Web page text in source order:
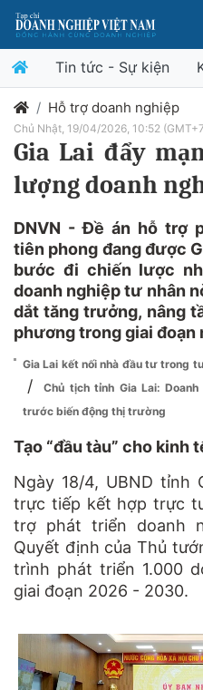
Tin tức - Sự kiện
Hỗ trợ doanh nghiệp
Chủ Nhật, 19/04/2026, 10:52
Gia Lai đẩy
lượng doanh
DNVN - Đề án hỗ trợ
tiên phong đang được
bước đi chiến lược
doanh nghiệp tư nhân
dắt tăng trưởng, nâng
phương trong giai đoạn
Gia Lai kết nối nhà đầu tư trong
/
Chủ tịch tỉnh Gia Lai:
trước biến động thị trường
Tạo “đầu tàu” cho kinh
Ngày 18/4, UBND tỉnh
trực tiếp kết hợp trực
trợ phát triển doanh
Quyết định của Thủ
trình phát triển 1.000
giai đoạn 2026 - 2030.